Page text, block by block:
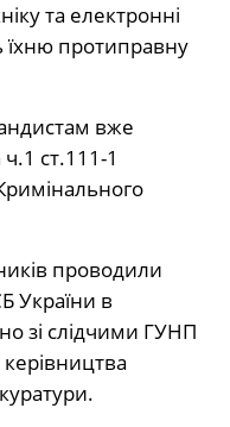
та електронні
їхню протиправну
вже
ст.111-1
проводили
України в
зі слідчими ГУНП
керівництва